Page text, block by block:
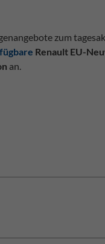
zum
Renault EU-
an.